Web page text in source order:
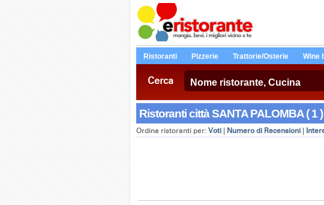
Ristoranti Pizzerie Trattorie/Osterie Wine
Cerca
Ristoranti città SANTA PALOMBA ( 1 )
Ordina ristoranti per: Voti Numero di Recensioni